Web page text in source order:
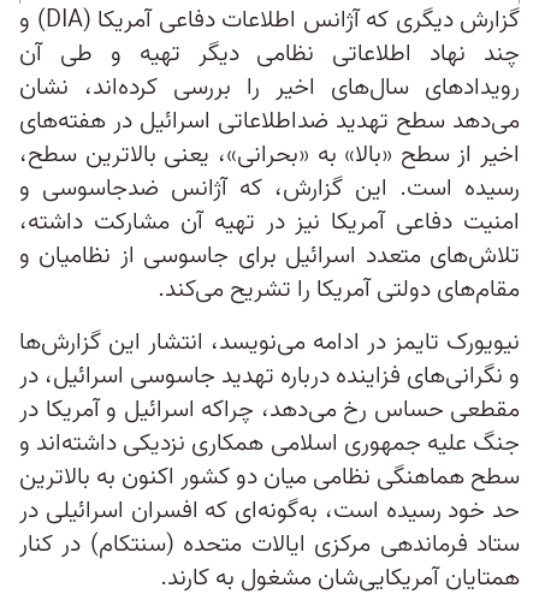
گزارش دیگری که آژانس اطلاعات دفاعی آمریکا (DIA) و
چند نهاد اطلاعاتی نظامی دیگر تهیه و طی آن
رویدادهای سال‌های اخیر را بررسی کرده‌اند، نشان
می‌دهد سطح تهدید ضداطلاعاتی اسرائیل در هفته‌های
اخیر از سطح «بالا» به «بحرانی»، یعنی بالاترین سطح،
رسیده است. این گزارش، که آژانس ضدجاسوسی و
امنیت دفاعی آمریکا نیز در تهیه آن مشارکت داشته،
تلاش‌های متعدد اسرائیل برای جاسوسی از نظامیان و
مقام‌های دولتی آمریکا را تشریح می‌کند.
نیویورک تایمز در ادامه می‌نویسد، انتشار این گزارش‌ها
و نگرانی‌های فزاینده درباره تهدید جاسوسی اسرائیل، در
مقطعی حساس رخ می‌دهد، چراکه اسرائیل و آمریکا در
جنگ علیه جمهوری اسلامی همکاری نزدیکی داشته‌اند و
سطح هماهنگی نظامی میان دو کشور اکنون به بالاترین
حد خود رسیده است، به‌گونه‌ای که افسران اسرائیلی در
ستاد فرماندهی مرکزی ایالات متحده (سنتکام) در کنار
همتایان آمریکایی‌شان مشغول به کارند.